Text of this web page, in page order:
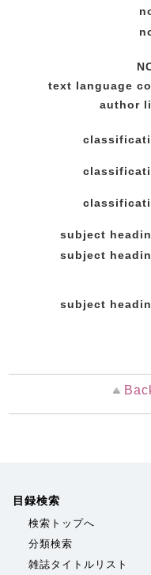
text language
author
subject
subject
subject
目録検索
検索トップへ
分類検索
雑誌タイトルリスト